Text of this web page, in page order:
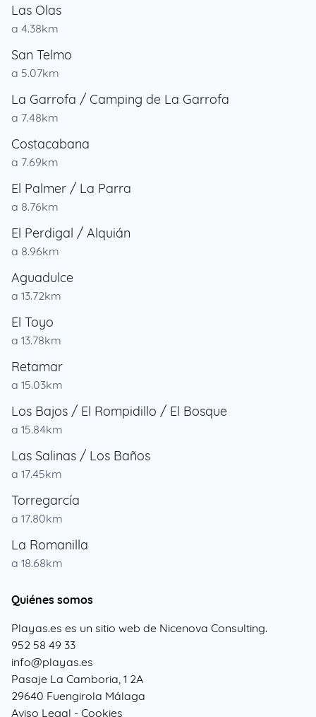
Las Olas
a 4.38km
San Telmo
a 5.07km
La Garrofa / Camping de La Garrofa
a 7.48km
Costacabana
a 7.69km
El Palmer / La Parra
a 8.76km
El Perdigal / Alquián
a 8.96km
Aguadulce
a 13.72km
El Toyo
a 13.78km
Retamar
a 15.03km
Los Bajos / El Rompidillo / El Bosque
a 15.84km
Las Salinas / Los Baños
a 17.45km
Torregarcía
a 17.80km
La Romanilla
a 18.68km
Quiénes somos
Playas.es es un sitio web de Nicenova Consulting.
952 58 49 33
info@playas.es
Pasaje La Camboria, 1 2A
29640 Fuengirola Málaga
Aviso Legal - Cookies